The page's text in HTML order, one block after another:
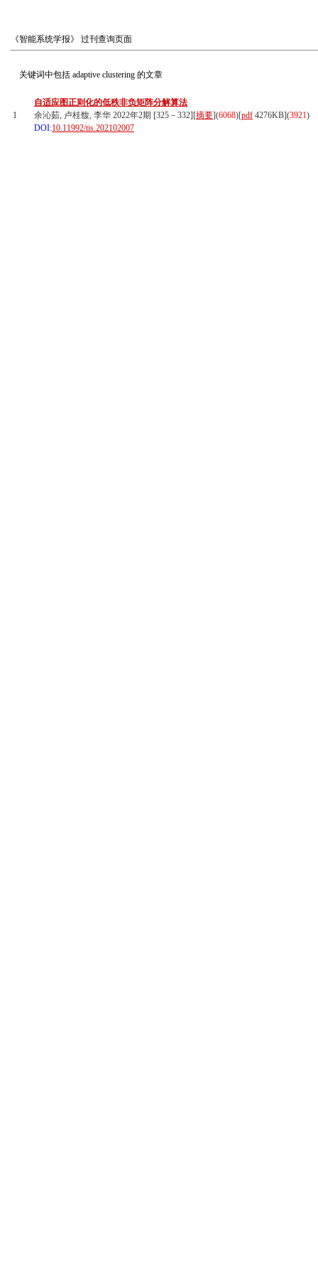
《智能系统学报》 过刊查询页面
关键词中包括 adaptive clustering 的文章
1
自适应图正则化的低秩非负矩阵分解算法
余沁茹, 卢桂馥, 李华 2022年2期 [325－332][摘要](6068)[pdf 4276KB](3921)
DOI:10.11992/tis.202102007